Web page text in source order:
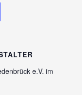
e.V. im